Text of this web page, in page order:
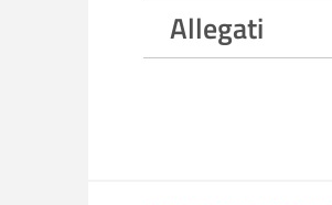
Allegati